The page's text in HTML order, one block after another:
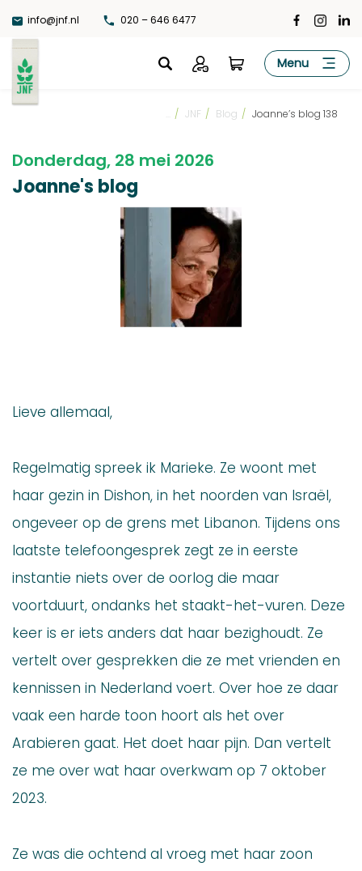
naar
de
inhoud
info@jnf.nl 020 – 646 6477
JNF Menu
/ JNF / Blog / Joanne’s blog 138
Donderdag, 28 mei 2026
Joanne's blog
Lieve allemaal,
Regelmatig spreek ik Marieke. Ze woont met
haar gezin in Dishon, in het noorden van Israël,
ongeveer op de grens met Libanon. Tijdens ons
laatste telefoongesprek zegt ze in eerste
instantie niets over de oorlog die maar
voortduurt, ondanks het staakt-het-vuren. Deze
keer is er iets anders dat haar bezighoudt. Ze
vertelt over gesprekken die ze met vrienden en
kennissen in Nederland voert. Over hoe ze daar
vaak een harde toon hoort als het over
Arabieren gaat. Het doet haar pijn. Dan vertelt
ze me over wat haar overkwam op 7 oktober
2023.
Ze was die ochtend al vroeg met haar zoon